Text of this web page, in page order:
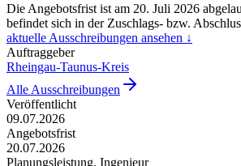
Die Angebotsfrist ist am 20. Juli 2026
befindet sich in der Zuschlags- bzw.
aktuelle Ausschreibungen ansehen ↓
Auftraggeber
Rheingau-Taunus-Kreis
Alle Ausschreibungen
Veröffentlicht
09.07.2026
Angebotsfrist
20.07.2026
Planungsleistung, Ingenieur